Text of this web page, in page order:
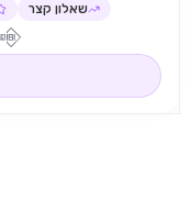
שאלון קצר